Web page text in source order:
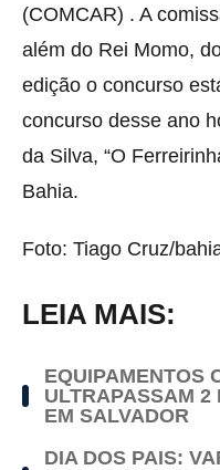
(COMCAR) . A
além do Rei Momo,
edição o concurso
concurso desse ano
da Silva, “O
Bahia.
Foto: Tiago Cruz/
LEIA MAIS:
EQUIPAMENTOS
ULTRAPASSAM 2
EM SALVADOR
DIA DOS PAIS: